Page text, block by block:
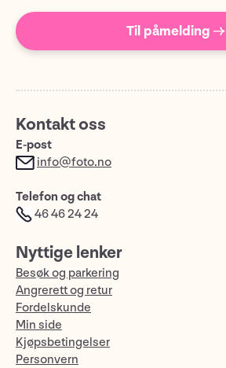
Til påmelding →
Kontakt oss
E-post
info@foto.no
Telefon og chat
46 46 24 24
Nyttige lenker
Besøk og parkering
Angrerett og retur
Fordelskunde
Min side
Kjøpsbetingelser
Personvern